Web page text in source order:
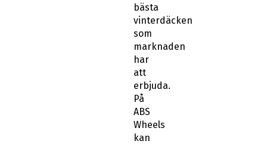
bästa
vinterdäcken
som
marknaden
har
att
erbjuda.
På
ABS
Wheels
kan